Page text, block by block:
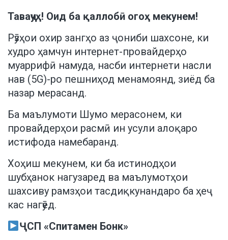
Таваҷҷуҳ! Оид ба қаллобӣ огоҳ мекунем!
Рӯзҳои охир зангҳо аз ҷониби шахсоне, ки
худро ҳамчун интернет-провайдерҳо
муаррифӣ намуда, насби интернети насли
нав (5G)-ро пешниҳод менамоянд, зиёд ба
назар мерасанд.
Ба маълумоти Шумо мерасонем, ки
провайдерҳои расмӣ ин усули алоқаро
истифода намебаранд.
Хоҳиш мекунем, ки ба истинодҳои
шубҳанок нагузаред ва маълумотҳои
шахсиву рамзҳои тасдиқкунандаро ба ҳеҷ
кас нагӯед.
ҶСП «Спитамен Бонк»